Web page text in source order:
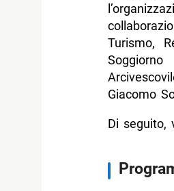
Turismo,
Giacomo
Di seguito,